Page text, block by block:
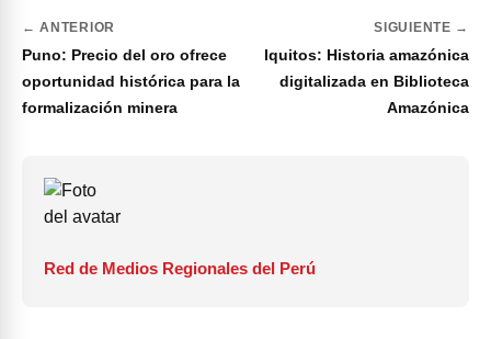
← ANTERIOR
Puno: Precio del oro ofrece
oportunidad histórica para la
formalización minera
SIGUIENTE →
Iquitos: Historia amazónica
digitalizada en Biblioteca
Amazónica
Red de Medios Regionales del Perú